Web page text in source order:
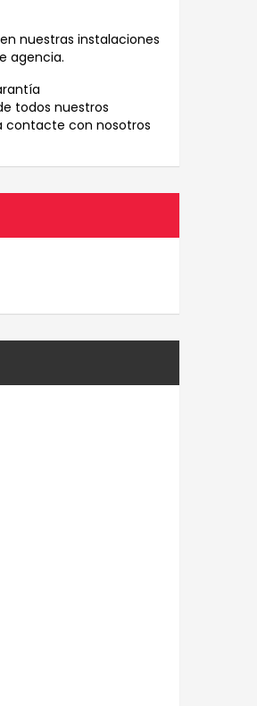
nuestras instalaciones
agencia.
todos nuestros
contacte con nosotros